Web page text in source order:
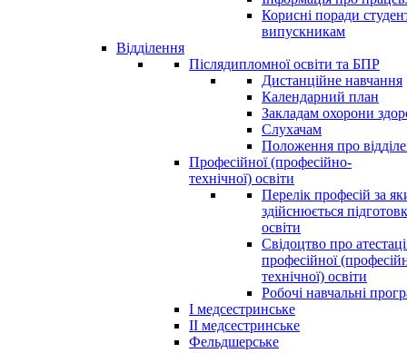
Корисні поради
випускникам
Відділення
Післядипломної освіти та БПР
Дистанційне навчання
Календарний план
Закладам охорони
Слухачам
Положення про
Професійної (професійно-
технічної) освіти
Перелік професій за
здійснюється
освіти
Свідоцтво про
професійної
технічної) освіти
Робочі навчальні
І медсестринське
ІІ медсестринське
Фельдшерське